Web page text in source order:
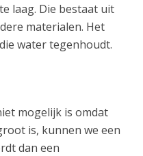
laag. Die bestaat uit
materialen. Het
water tegenhoudt.
mogelijk is omdat
is, kunnen we een
dan een